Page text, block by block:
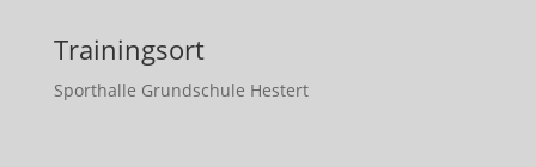
Trainingsort
Sporthalle Grundschule Hestert